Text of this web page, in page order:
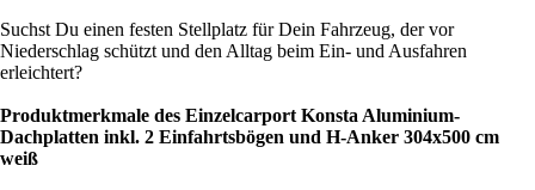
Suchst Du einen festen Stellplatz für Dein Fahrzeug, der vor
Niederschlag schützt und den Alltag beim Ein- und Ausfahren
erleichtert?
Produktmerkmale des Einzelcarport Konsta Aluminium-
Dachplatten inkl. 2 Einfahrtsbögen und H-Anker 304x500 cm
weiß